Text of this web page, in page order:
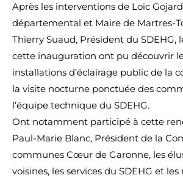
Après les interventions de Loïc
départemental et Maire de Martres-
Thierry Suaud, Président du SDEHG,
cette inauguration ont pu découvrir
installations d’éclairage public de la
la visite nocturne ponctuée des
l’équipe technique du SDEHG.
Ont notamment participé à cette
Paul-Marie Blanc, Président de la
communes Cœur de Garonne, les
voisines, les services du SDEHG et